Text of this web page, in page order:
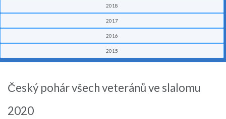
2018
2017
2016
2015
Český pohár všech veteránů ve slalomu
2020